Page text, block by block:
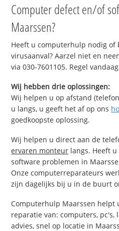
Computer defect en/of
Maarssen?
Heeft u computerhulp nodig of
virusaanval? Aarzel niet en
via 030-7601105. Regel
Wij hebben drie oplossingen:
Wij helpen u op afstand
u langs, u geeft het af op ons
goedkoopste oplossing.
Wij helpen u direct aan de
ervaren monteur langs. Heeft
software problemen in
Onze computerreparateurs
zijn dagelijks bij u in de buurt
Computerhulp Maarssen helpt
reparatie van: computers, pc's,
advies, snel op locatie in